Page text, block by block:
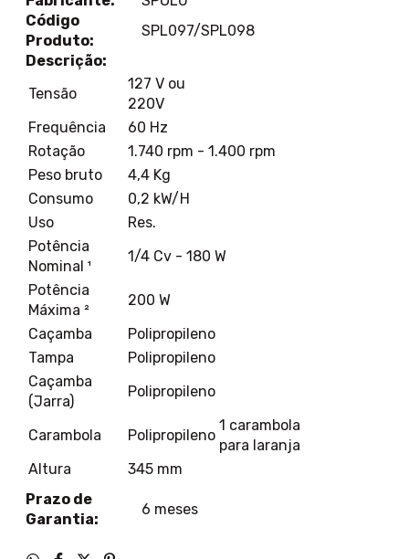
Código
Produto:
SPL097/SPL098
Descrição:
Tensão
127 V ou
220V
Frequência
60 Hz
Rotação
1.740 rpm - 1.400 rpm
Peso bruto
4,4 Kg
Consumo
0,2 kW/H
Uso
Res.
Potência
Nominal ¹
1/4 Cv - 180 W
Potência
Máxima ²
200 W
Caçamba
Polipropileno
Tampa
Polipropileno
Caçamba
(Jarra)
Polipropileno
Carambola Polipropileno
1 carambola
para laranja
Altura
345 mm
Prazo de
Garantia:
6 meses